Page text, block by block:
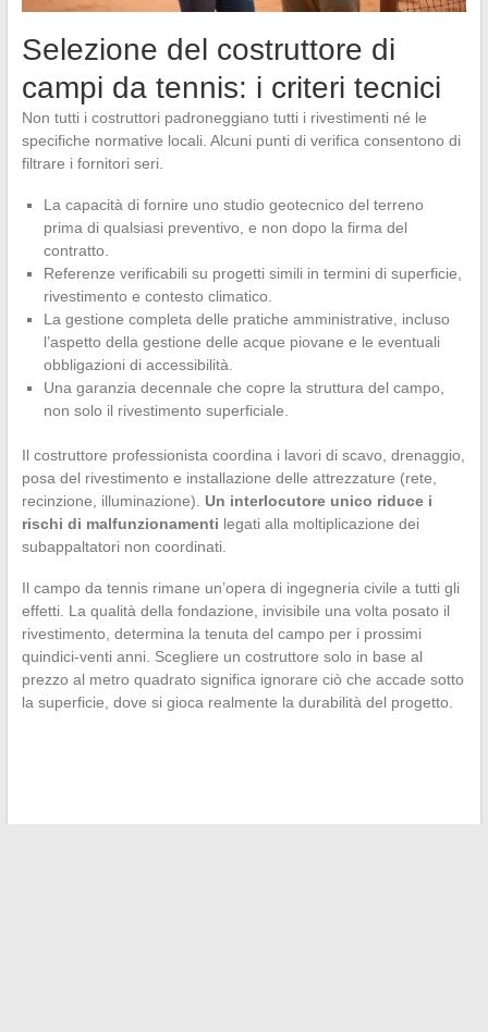
Selezione del costruttore di
campi da tennis: i criteri tecnici
Non tutti i costruttori padroneggiano tutti i rivestimenti né le
specifiche normative locali. Alcuni punti di verifica consentono di
filtrare i fornitori seri.
La capacità di fornire uno studio geotecnico del terreno
prima di qualsiasi preventivo, e non dopo la firma del
contratto.
Referenze verificabili su progetti simili in termini di superficie,
rivestimento e contesto climatico.
La gestione completa delle pratiche amministrative, incluso
l’aspetto della gestione delle acque piovane e le eventuali
obbligazioni di accessibilità.
Una garanzia decennale che copre la struttura del campo,
non solo il rivestimento superficiale.
Il costruttore professionista coordina i lavori di scavo, drenaggio,
posa del rivestimento e installazione delle attrezzature (rete,
recinzione, illuminazione). Un interlocutore unico riduce i
rischi di malfunzionamenti legati alla moltiplicazione dei
subappaltatori non coordinati.
Il campo da tennis rimane un’opera di ingegneria civile a tutti gli
effetti. La qualità della fondazione, invisibile una volta posato il
rivestimento, determina la tenuta del campo per i prossimi
quindici-venti anni. Scegliere un costruttore solo in base al
prezzo al metro quadrato significa ignorare ciò che accade sotto
la superficie, dove si gioca realmente la durabilità del progetto.